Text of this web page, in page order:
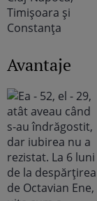
Avantaje